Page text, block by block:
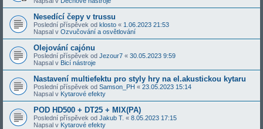
Nesedící čepy v trussu
Poslední příspěvek od klosto « 1.06.2023 21:53
Napsal v Ozvučování a osvětlování
Olejování cajónu
Poslední příspěvek od Jezour7 « 30.05.2023 9:59
Napsal v Bicí nástroje
Nastavení multiefektu pro styly hry na el.akustickou kytaru
Poslední příspěvek od Samson_PH « 23.05.2023 15:14
Napsal v Kytarové efekty
POD HD500 + DT25 + MIX(PA)
Poslední příspěvek od Jakub T. « 8.05.2023 17:15
Napsal v Kytarové efekty